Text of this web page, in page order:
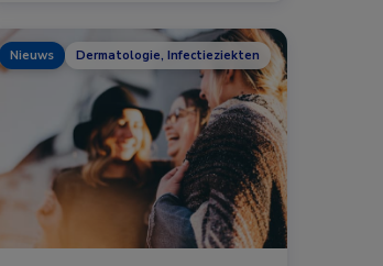
Nieuws Dermatologie, Infectieziekten